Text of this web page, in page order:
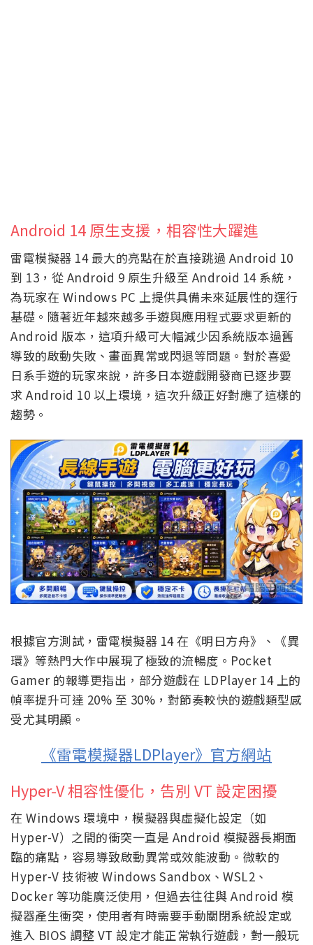
Android 14 原生支援，相容性大躍進
雷電模擬器 14 最大的亮點在於直接跳過 Android 10
到 13，從 Android 9 原生升級至 Android 14 系統，
為玩家在 Windows PC 上提供具備未來延展性的運行
基礎。隨著近年越來越多手遊與應用程式要求更新的
Android 版本，這項升級可大幅減少因系統版本過舊
導致的啟動失敗、畫面異常或閃退等問題。對於喜愛
日系手遊的玩家來說，許多日本遊戲開發商已逐步要
求 Android 10 以上環境，這次升級正好對應了這樣的
趨勢。
根據官方測試，雷電模擬器 14 在《明日方舟》、《異
環》等熱門大作中展現了極致的流暢度。Pocket
Gamer 的報導更指出，部分遊戲在 LDPlayer 14 上的
幀率提升可達 20% 至 30%，對節奏較快的遊戲類型感
受尤其明顯。
《雷電模擬器LDPlayer》官方網站
Hyper-V 相容性優化，告別 VT 設定困擾
在 Windows 環境中，模擬器與虛擬化設定（如
Hyper-V）之間的衝突一直是 Android 模擬器長期面
臨的痛點，容易導致啟動異常或效能波動。微軟的
Hyper-V 技術被 Windows Sandbox、WSL2、
Docker 等功能廣泛使用，但過去往往與 Android 模
擬器產生衝突，使用者有時需要手動關閉系統設定或
進入 BIOS 調整 VT 設定才能正常執行遊戲，對一般玩